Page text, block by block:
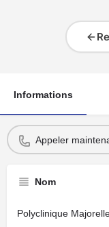
Informations
Appeler
Nom
Polyclinique